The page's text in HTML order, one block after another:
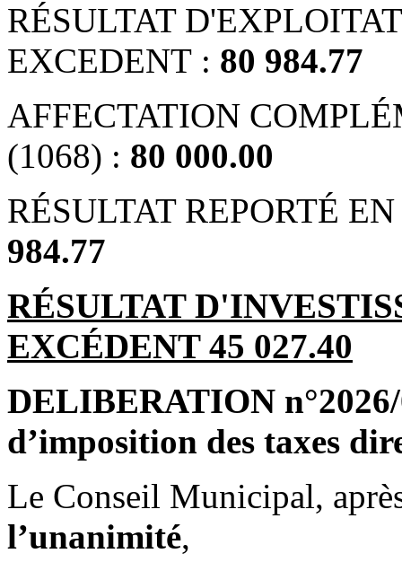
RÉSULTAT
EXCEDENT : 80 984.77
AFFECTATION
(1068) : 80 000.00
RÉSULTAT REPORTÉ
984.77
RÉSULTAT
EXCÉDENT 45 027.40
DELIBERATION
d’imposition des taxes
Le Conseil Municipal,
l’unanimité,